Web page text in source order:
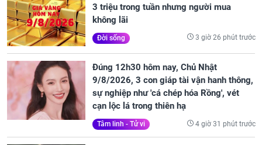
3 triệu trong tuần nhưng người mua
không lãi
Đời sống 3 giờ 26 phút trước
Đúng 12h30 hôm nay, Chủ Nhật
9/8/2026, 3 con giáp tài vận hanh thông,
sự nghiệp như 'cá chép hóa Rồng', vét
cạn lộc lá trong thiên hạ
Tâm linh - Tử vi 4 giờ 31 phút trước